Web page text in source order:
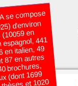
se compose
d’environ
en441
en italien, 49
87 en autres
brochures,
(dont 1699